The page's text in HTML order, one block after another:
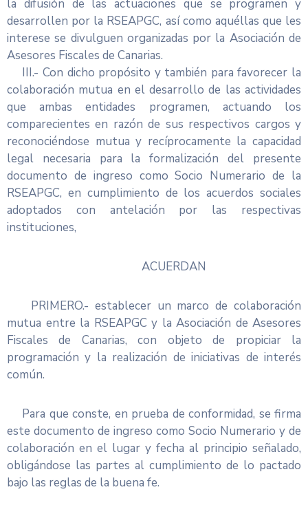
la difusión de las actuaciones que se programen y
desarrollen por la RSEAPGC, así como aquéllas que les
interese se divulguen organizadas por la Asociación de
Asesores Fiscales de Canarias.
III.- Con dicho propósito y también para favorecer la
colaboración mutua en el desarrollo de las actividades
que ambas entidades programen, actuando los
comparecientes en razón de sus respectivos cargos y
reconociéndose mutua y recíprocamente la capacidad
legal necesaria para la formalización del presente
documento de ingreso como Socio Numerario de la
RSEAPGC, en cumplimiento de los acuerdos sociales
adoptados con antelación por las respectivas
instituciones,
ACUERDAN
PRIMERO.- establecer un marco de colaboración
mutua entre la RSEAPGC y la Asociación de Asesores
Fiscales de Canarias, con objeto de propiciar la
programación y la realización de iniciativas de interés
común.
Para que conste, en prueba de conformidad, se firma
este documento de ingreso como Socio Numerario y de
colaboración en el lugar y fecha al principio señalado,
obligándose las partes al cumplimiento de lo pactado
bajo las reglas de la buena fe.